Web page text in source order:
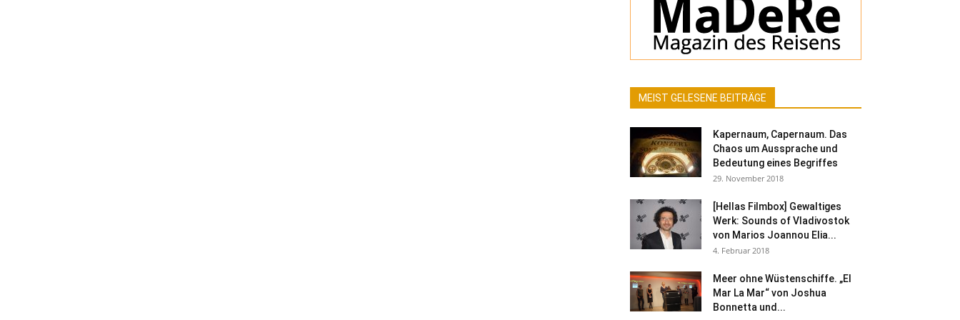
MEIST GELESENE BEITRÄGE
Kapernaum, Capernaum. Das
Chaos um Aussprache und
Bedeutung eines Begriffes
29. November 2018
[Hellas Filmbox] Gewaltiges
Werk: Sounds of Vladivostok
von Marios Joannou Elia...
4. Februar 2018
Meer ohne Wüstenschiffe. „El
Mar La Mar“ von Joshua
Bonnetta und...